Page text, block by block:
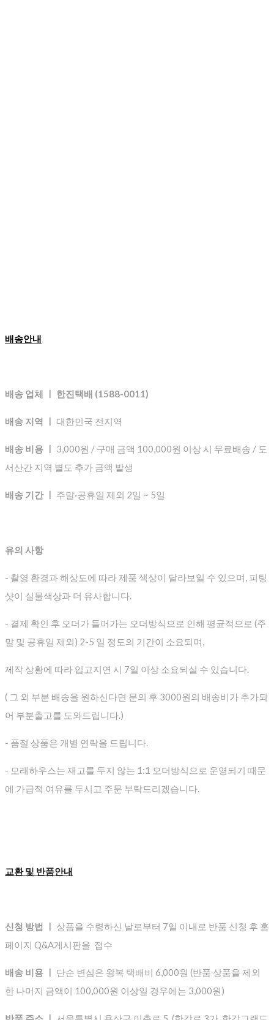
배송안내
배송 업체 ㅣ 한진택배 (1588-0011)
배송 지역 ㅣ 대한민국 전지역
배송 비용 ㅣ 3,000원 / 구매 금액 100,000원 이상 시 무료배송 / 도
서산간 지역 별도 추가 금액 발생
배송 기간 ㅣ 주말·공휴일 제외 2일 ~ 5일
유의 사항
- 촬영 환경과 해상도에 따라 제품 색상이 달라보일 수 있으며, 피팅
샷이 실물색상과 더 유사합니다.
- 결제 확인 후 오더가 들어가는 오더방식으로 인해 평균적으로 (주
말 및 공휴일 제외) 2-5 일 정도의 기간이 소요되며,
제작 상황에 따라 입고지연 시 7일 이상 소요되실 수 있습니다.
( 그 외 부분 배송을 원하신다면 문의 후 3000원의 배송비가 추가되
어 부분출고를 도와드립니다.)
- 품절 상품은 개별 연락을 드립니다.
- 모래하우스는 재고를 두지 않는 1:1 오더방식으로 운영되기 때문
에 가급적 여유를 두시고 주문 부탁드리겠습니다.
교환 및 반품안내
신청 방법 ㅣ 상품을 수령하신 날로부터 7일 이내로 반품 신청 후 홈
페이지 Q&A게시판을 접수
배송 비용 ㅣ
단순 변심은 왕복 택배비 6,000원 (반품 상품을 제외
한 나머지 금액이 100,000원 이상일 경우에는 3,000원)